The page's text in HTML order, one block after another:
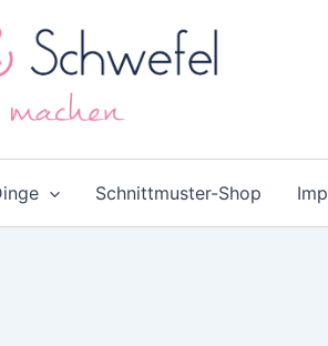
Schnittmuster-Shop